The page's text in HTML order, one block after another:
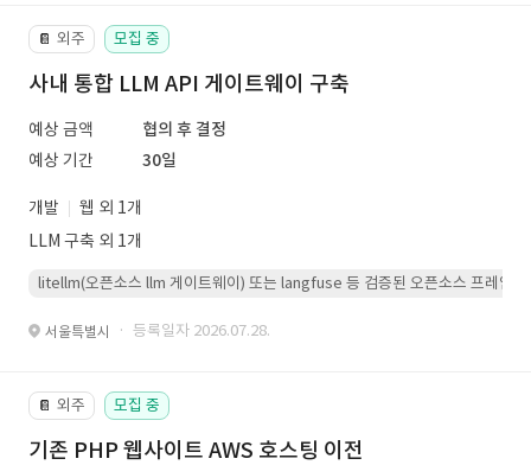
📔 외주 모집 중
사내 통합 LLM API 게이트웨이 구축
예상 금액
협의 후 결정
예상 기간
30일
개발
웹 외 1개
LLM 구축 외 1개
litellm(오픈소스 llm 게이트웨이) 또는 langfuse 등 검증된 오픈소스 프레임워
서울특별시 · 등록일자 2026.07.28.
📔 외주 모집 중
기존 PHP 웹사이트 AWS 호스팅 이전